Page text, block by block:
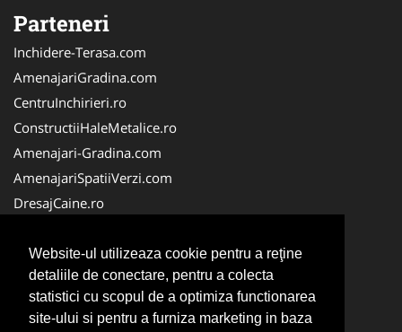
Website-ul utilizeaza cookie pentru a reţine
detaliile de conectare, pentru a colecta
statistici cu scopul de a optimiza functionarea
site-ului si pentru a furniza marketing in baza
Parteneri
Inchidere-Terasa.com
AmenajariGradina.com
CentruInchirieri.ro
ConstructiiHaleMetalice.ro
Amenajari-Gradina.com
AmenajariSpatiiVerzi.com
DresajCaine.ro
Alpinist-Utilitar.com
CuratenieSpatiiComerciale.ro
IntretinereGradini.com
Service-Reparatii.com